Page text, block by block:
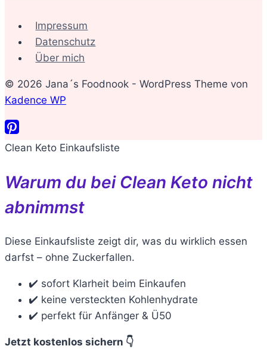
Impressum
Datenschutz
Über mich
© 2026 Jana´s Foodnook - WordPress Theme von
Kadence WP
Clean Keto Einkaufsliste
Warum du bei Clean Keto nicht
abnimmst
Diese Einkaufsliste zeigt dir, was du wirklich essen
darfst – ohne Zuckerfallen.
✔️ sofort Klarheit beim Einkaufen
✔️ keine versteckten Kohlenhydrate
✔️ perfekt für Anfänger & Ü50
Jetzt kostenlos sichern 👇